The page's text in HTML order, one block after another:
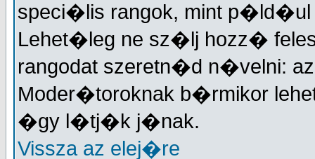
speci�lis rangok, mint
Lehet�leg ne sz�lj hozz�
rangodat szeretn�d n�velni:
Moder�toroknak b�rmikor
�gy l�tj�k j�nak.
Vissza az elej�re